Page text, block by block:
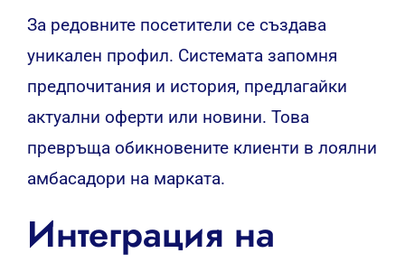
За редовните посетители се създава
уникален профил. Системата запомня
предпочитания и история, предлагайки
актуални оферти или новини. Това
превръща обикновените клиенти в лоялни
амбасадори на марката.
Интеграция на